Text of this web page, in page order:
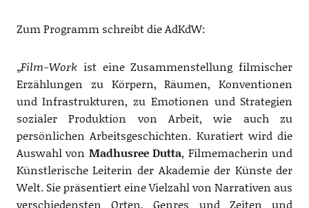
Zum Programm schreibt die AdKdW:
„Film-Workist eine Zusammenstellung filmischer
Erzählungen zu Körpern, Räumen, Konventionen
und Infrastrukturen, zu Emotionen und Strategien
sozialer Produktion von Arbeit, wie auch zu
persönlichen Arbeitsgeschichten. Kuratiert wird die
Auswahl von Madhusree Dutta, Filmemacherin und
Künstlerische Leiterin der Akademie der Künste der
Welt. Sie präsentiert eine Vielzahl von Narrativen aus
verschiedensten Orten, Genres und Zeiten und